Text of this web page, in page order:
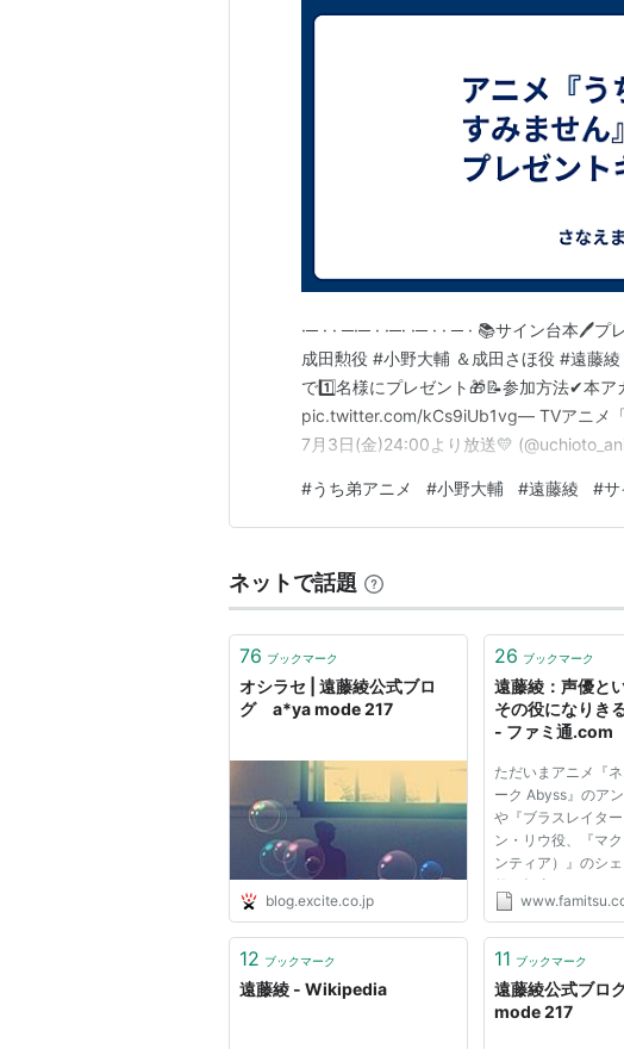
神曲奏界ポリフォニカ（クリスタ）
メイプルストーリー（ニーナ）
らき☆すた（高良みゆき）
しゅごキャラ！（大友絵里子）
マクロスF（シェリル・ノーム）
ブラスレイター（メイフォン）
ケメコデラックス！（ヴァニラ・M・リペ
源氏物語千年紀 Genji（紫の上、ナレーシ
宇宙をかける少女（神凪いつき）
花咲ける青少年（花鹿・ルイーサ・陸深
バスカッシュ！（スパンキー）
かなめも（南ゆうき）
NEEDLESS（クルス＝シルト）
一騎当千 XTREME XECUTOR（孫権仲謀）
とある魔術の禁書目録II（オルソラ＝アクィ
ソ・ラ・ノ・ヲ・ト（フィリシア・ハイデ
バトルスピリッツ 少年激覇ダン/バトルス
機動戦士ガンダムAGE（エミリー・アモン
夢喰いメリー（エンギ・スリーピース ）
ギルティクラウン（供奉院亞里沙）
アクセル・ワールド（フーコ/スカイ・レイ
坂道のアポロン（深堀百合香）
クイーンズブレイド リベリオン（アンネロ
しろくまカフェ（笹
）
新世界より（渡辺早季（36歳）/ナレーショ
·─ · · ─·─ · ·─· ·─ · · ─ · 📚サイン台本🖊プ
成田勲役 #小野大輔 ＆成田さほ役 #遠藤
で1️⃣名様にプレゼント🎁📝参加方法✔本
pic.twitter.com/kCs9iUb1vg— TVアニメ
7月3日(金)24:00より放送💛
#うち弟アニメ #小野大輔 #遠藤綾 #サ
ネットで話題
76 ブックマーク
オシラセ | 遠藤綾公式ブロ
グ a*ya mode 217
blog.excite.co.jp
26 ブックマーク
遠藤綾：声優と
その役になりき
- ファミ通.com
ただいまアニメ『
ーク Abyss』のア
や『ブラスレイタ
ン・リウ役、『マ
ンティア）』のシ
役を担当するなど
優さんのひとり。
ください。 遠藤 じ
し...
12 ブックマーク
遠藤綾 - Wikipedia
11 ブックマーク
遠藤綾公式ブ
mode 217